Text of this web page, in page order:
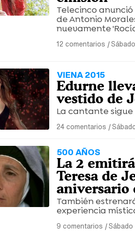
Telecinco
de Antonio
nuevamente
12 comentarios |
VIENA 2015
Edurne
vestido de
La cantante
24 comentarios |
500 AÑOS
La 2
Teresa de
aniversario
También
experiencia
9 comentarios |